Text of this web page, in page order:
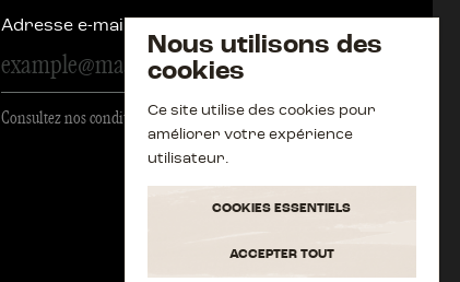
Adresse e-mail
Consultez nos conditions générales
Nous utilisons des
cookies
Ce site utilise des cookies pour
améliorer votre expérience
utilisateur.
COOKIES ESSENTIELS
ACCEPTER TOUT